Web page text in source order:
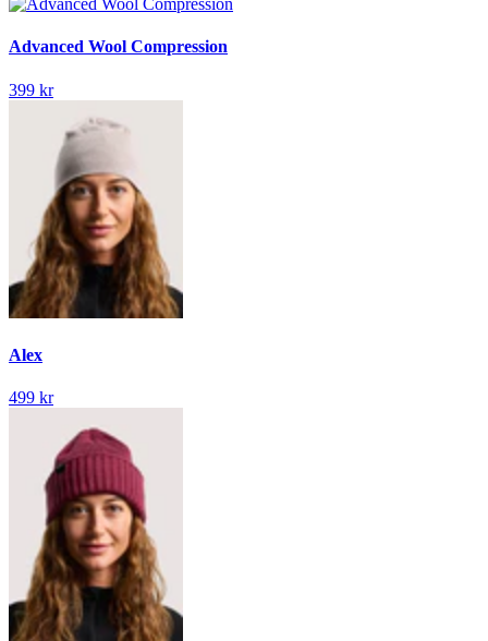
Advanced Wool Compression
399 kr
Alex
499 kr